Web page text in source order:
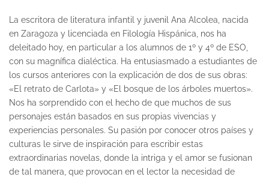
La escritora de literatura infantil y juvenil Ana Alcolea, nacida
en Zaragoza y licenciada en Filología Hispánica, nos ha
deleitado hoy, en particular a los alumnos de 1º y 4º de ESO,
con su magnífica dialéctica. Ha entusiasmado a estudiantes de
los cursos anteriores con la explicación de dos de sus obras:
«El retrato de Carlota» y «El bosque de los árboles muertos».
Nos ha sorprendido con el hecho de que muchos de sus
personajes están basados en sus propias vivencias y
experiencias personales. Su pasión por conocer otros países y
culturas le sirve de inspiración para escribir estas
extraordinarias novelas, donde la intriga y el amor se fusionan
de tal manera, que provocan en el lector la necesidad de